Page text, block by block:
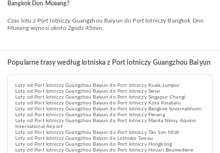
Bangkok Don Mueang?
Czas lotu z Port lotniczy Guangzhou Baiyun do Port lotniczy Bangkok Don
Mueang wynosi około 2godz 45min.
Popularne trasy według lotniska z Port lotniczy Guangzhou Baiyun
Loty od Port lotniczy Guangzhou Baiyun do Port lotniczy Kuala Lumpur
Loty od Port lotniczy Guangzhou Baiyun do Port lotniczy Senai
Loty od Port lotniczy Guangzhou Baiyun do Port lotniczy Singapur Changi
Loty od Port lotniczy Guangzhou Baiyun do Port lotniczy Kota Kinabalu
Loty od Port lotniczy Guangzhou Baiyun do Port lotniczy Bangkok Suvarnabhumi
Loty od Port lotniczy Guangzhou Baiyun do Port lotniczy Penang
Loty od Port lotniczy Guangzhou Baiyun do Port lotniczy Manila Ninoy Aquino
International Airport
Loty od Port lotniczy Guangzhou Baiyun do Port lotniczy Tân Sơn Nhất
Loty od Port lotniczy Guangzhou Baiyun do Lotnisko Tawau
Loty od Port lotniczy Guangzhou Baiyun do Port lotniczy Hongkong
Loty od Port lotniczy Guangzhou Baiyun do Port lotniczy Houari Boumediene